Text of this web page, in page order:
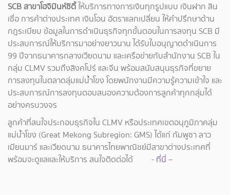
SCB สาขาโฮจิมินห์ซิตี้ให้บริการทางการเงินทุกรูปแบบ เงินฝาก สิน
เชื่อ การค้าต่างประเทศ เงินโอน อัตราแลกเปลี่ยน ให้คำปรึกษาด้าน
กฎระเบียบ ข้อมูลในการดำเนินธุรกิจทุกขั้นตอนในการลงทุน SCB มี
ประสบการณ์ให้บริการมาอย่างยาวนาน ได้รับใบอนุญาตดำเนินการ
99 ปีจากธนาคารกลางเวียดนาม และเครือข่ายกับสำนักงาน SCB ใน
กลุ่ม CLMV รวมถึงสิงคโปร์ และจีน พร้อมสนับสนุนธุรกิจที่ขยาย
การลงทุนในตลาดลุ่มแม่น้ำโขง โดยพนักงานมีความรู้ความเข้าใจ และ
ประสบการณ์การลงทุนตอบสนองความต้องการลูกค้าทุกกลุ่มได้
อย่างครบวงจร
ลูกค้าที่สนใจประกอบธุรกิจใน CLMV หรือประเทศเขตอนุภูมิภาคลุ่ม
แม่น้ำโขง (Great Mekong Subregion: GMS) ได้แก่ กัมพูชา ลาว
เมียนมาร์ และเวียดนาม ธนาคารไทยพาณิชย์มีสาขาต่างประเทศที่
พร้อมจะดูแลและให้บริการ สนใจติดต่อได้ - ที่นี่ –